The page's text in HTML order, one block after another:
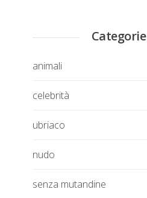
Categorie
animali
celebrità
ubriaco
nudo
senza mutandine